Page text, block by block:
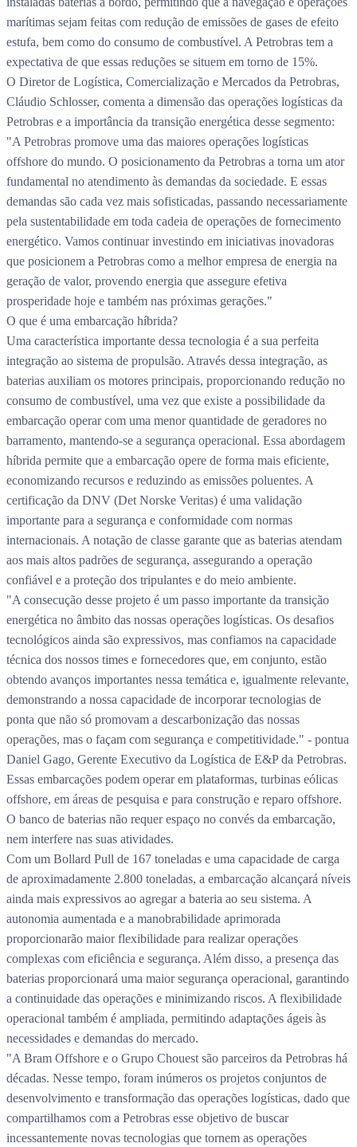
marítimas sejam feitas com redução de emissões de gases de efeito
estufa, bem como do consumo de combustível. A Petrobras tem a
expectativa de que essas reduções se situem em torno de 15%.
O Diretor de Logística, Comercialização e Mercados da Petrobras,
Cláudio Schlosser, comenta a dimensão das operações logísticas da
Petrobras e a importância da transição energética desse segmento:
"A Petrobras promove uma das maiores operações logísticas
offshore do mundo. O posicionamento da Petrobras a torna um ator
fundamental no atendimento às demandas da sociedade. E essas
demandas são cada vez mais sofisticadas, passando necessariamente
pela sustentabilidade em toda cadeia de operações de fornecimento
energético. Vamos continuar investindo em iniciativas inovadoras
que posicionem a Petrobras como a melhor empresa de energia na
geração de valor, provendo energia que assegure efetiva
prosperidade hoje e também nas próximas gerações."
O que é uma embarcação híbrida?
Uma característica importante dessa tecnologia é a sua perfeita
integração ao sistema de propulsão. Através dessa integração, as
baterias auxiliam os motores principais, proporcionando redução no
consumo de combustível, uma vez que existe a possibilidade da
embarcação operar com uma menor quantidade de geradores no
barramento, mantendo-se a segurança operacional. Essa abordagem
híbrida permite que a embarcação opere de forma mais eficiente,
economizando recursos e reduzindo as emissões poluentes. A
certificação da DNV (Det Norske Veritas) é uma validação
importante para a segurança e conformidade com normas
internacionais. A notação de classe garante que as baterias atendam
aos mais altos padrões de segurança, assegurando a operação
confiável e a proteção dos tripulantes e do meio ambiente.
"A consecução desse projeto é um passo importante da transição
energética no âmbito das nossas operações logísticas. Os desafios
tecnológicos ainda são expressivos, mas confiamos na capacidade
técnica dos nossos times e fornecedores que, em conjunto, estão
obtendo avanços importantes nessa temática e, igualmente relevante,
demonstrando a nossa capacidade de incorporar tecnologias de
ponta que não só promovam a descarbonização das nossas
operações, mas o façam com segurança e competitividade." - pontua
Daniel Gago, Gerente Executivo da Logística de E&P da Petrobras.
Essas embarcações podem operar em plataformas, turbinas eólicas
offshore, em áreas de pesquisa e para construção e reparo offshore.
O banco de baterias não requer espaço no convés da embarcação,
nem interfere nas suas atividades.
Com um Bollard Pull de 167 toneladas e uma capacidade de carga
de aproximadamente 2.800 toneladas, a embarcação alcançará níveis
ainda mais expressivos ao agregar a bateria ao seu sistema. A
autonomia aumentada e a manobrabilidade aprimorada
proporcionarão maior flexibilidade para realizar operações
complexas com eficiência e segurança. Além disso, a presença das
baterias proporcionará uma maior segurança operacional, garantindo
a continuidade das operações e minimizando riscos. A flexibilidade
operacional também é ampliada, permitindo adaptações ágeis às
necessidades e demandas do mercado.
"A Bram Offshore e o Grupo Chouest são parceiros da Petrobras há
décadas. Nesse tempo, foram inúmeros os projetos conjuntos de
desenvolvimento e transformação das operações logísticas, dado que
compartilhamos com a Petrobras esse objetivo de buscar
incessantemente novas tecnologias que tornem as operações